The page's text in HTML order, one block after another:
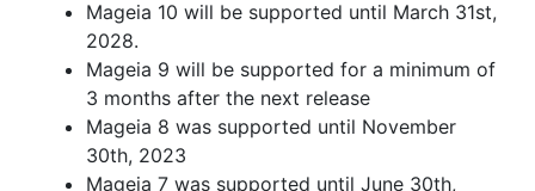
Mageia 10 will be supported until March 31st,
2028.
Mageia 9 will be supported for a minimum of
3 months after the next release
Mageia 8 was supported until November
30th, 2023
Mageia 7 was supported until June 30th,